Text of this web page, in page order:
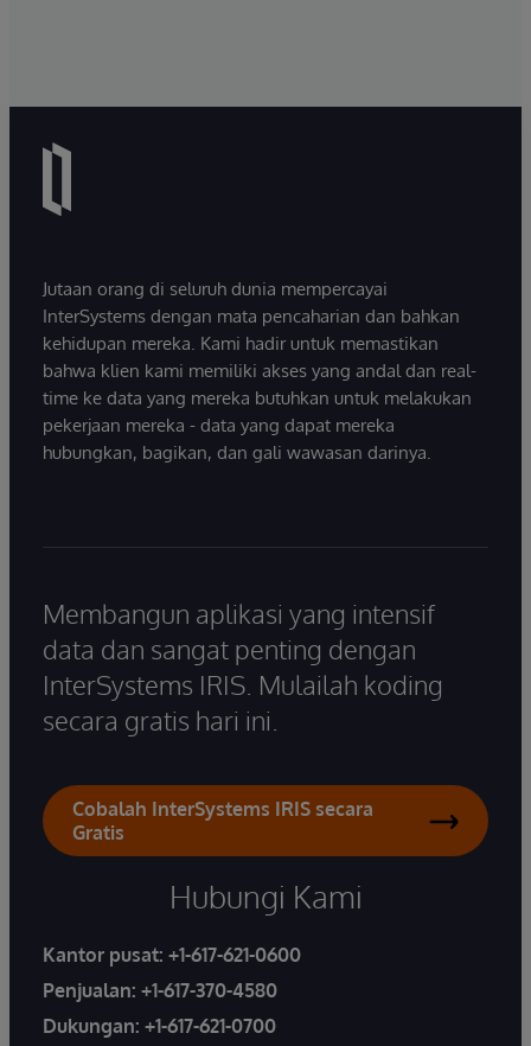
Jutaan orang di seluruh dunia mempercayai
InterSystems dengan mata pencaharian dan bahkan
kehidupan mereka. Kami hadir untuk memastikan
bahwa klien kami memiliki akses yang andal dan real-
time ke data yang mereka butuhkan untuk melakukan
pekerjaan mereka - data yang dapat mereka
hubungkan, bagikan, dan gali wawasan darinya.
Membangun aplikasi yang intensif
data dan sangat penting dengan
InterSystems IRIS. Mulailah koding
secara gratis hari ini.
Cobalah InterSystems IRIS secara
Gratis
Hubungi Kami
Kantor pusat: +1-617-621-0600
Penjualan: +1-617-370-4580
Dukungan: +1-617-621-0700